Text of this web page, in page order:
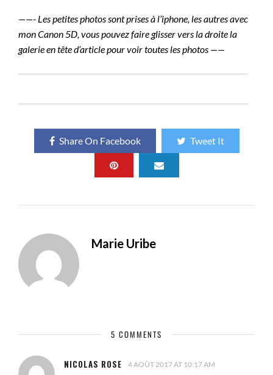
——- Les petites photos sont prises à l’iphone, les autres avec
mon Canon 5D, vous pouvez faire glisser vers la droite la
galerie en tête d’article pour voir toutes les photos ——
Share On Facebook Tweet It
Marie Uribe
5 COMMENTS
NICOLAS ROSE 4 AOÛT 2017 AT 10:17 AM